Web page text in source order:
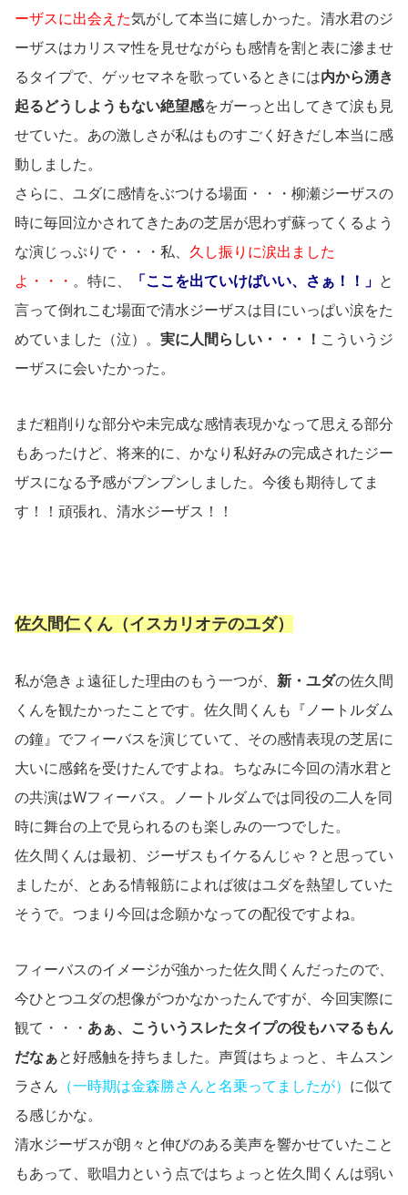
ーザスに出会えた気がして本当に嬉しかった。清水君のジ
ーザスはカリスマ性を見せながらも感情を割と表に滲ませ
るタイプで、ゲッセマネを歌っているときには内から湧き
起るどうしようもない絶望感をガーっと出してきて涙も見
せていた。あの激しさが私はものすごく好きだし本当に感
動しました。
さらに、ユダに感情をぶつける場面・・・柳瀬ジーザスの
時に毎回泣かされてきたあの芝居が思わず蘇ってくるよう
な演じっぷりで・・・私、 久し振りに涙出ました
よ・・・ 。特に、 「ここを出ていけばいい、さぁ！！」 と
言って倒れこむ場面で清水ジーザスは目にいっぱい涙をた
めていました（泣）。 実に人間らしい・・・！ こういうジ
ーザスに会いたかった。
まだ粗削りな部分や未完成な感情表現かなって思える部分
もあったけど、将来的に、かなり私好みの完成されたジー
ザスになる予感がプンプンしました。今後も期待してま
す！！頑張れ、清水ジーザス！！
佐久間仁くん（イスカリオテのユダ）
私が急きょ遠征した理由のもう一つが、 新・ユダの佐久間
くんを観たかったことです。佐久間くんも『ノートルダム
の鐘』でフィーバスを演じていて、その感情表現の芝居に
大いに感銘を受けたんですよね。ちなみに今回の清水君と
の共演はWフィーバス。ノートルダムでは同役の二人を同
時に舞台の上で見られるのも楽しみの一つでした。
佐久間くんは最初、ジーザスもイケるんじゃ？と思ってい
ましたが、とある情報筋によれば彼はユダを熱望していた
そうで。つまり今回は念願かなっての配役ですよね。
フィーバスのイメージが強かった佐久間くんだったので、
今ひとつユダの想像がつかなかったんですが、今回実際に
観て・・・ あぁ、こういうスレたタイプの役もハマるもん
だなぁと好感触を持ちました。声質はちょっと、キムスン
ラさん （一時期は金森勝さんと名乗ってましたが） に似て
る感じかな。
清水ジーザスが朗々と伸びのある美声を響かせていたこと
もあって、歌唱力という点ではちょっと佐久間くんは弱い